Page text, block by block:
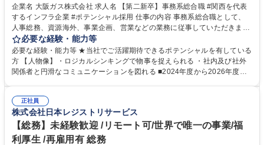
企業名 大阪ガス株式会社 求人名 【第二新卒】事務系総合職 #関西を代表
するインフラ企業 #ポテンシャル採用 仕事の内容 事務系総合職として、
人事総務、資源海外、事業企画、営業などの業務に従事していただきま
す。 【業務内容の一例】■所属事業部の勤労業務 ■海外に関係する各種業
務 ■営業部門の企画スタッフ、ルート営業 【キャリアパス】入社後の配属
ポジションで一定期間ご活躍頂いた後、本人の適性及び将来のキャリアを
鑑みてジョブローテーションを行います。 【育成】OJTでの現場育成や研
表するインフラ企業 #ポテンシャル採用
必要な経験・能力等
必要な経験・能力等 ★当社でご活躍期待できるポテンシャルを有している
方 【人物像】・ロジカルシンキングで物事を捉えられる ・社内及び社外
関係者と円滑なコミュニケーションを図れる ■2024年度から2026年度ま
72.html ■エネルギーセキュリティの不安定化や気候変動による自然災害の
甚大化など、これまで以上に社会課題解決の重要性が高まっています。
「未来の日常」の創造に向けて持続可能な社会の実現に貢献してまいりま
す。 学歴・資格 学歴：大学院 大学 語学力： 資格：
正社員
株式会社日本レジストリサービス
【総務】未経験歓迎 /リモート可/世界で唯一の事業/福
利厚生 /再雇用有 総務